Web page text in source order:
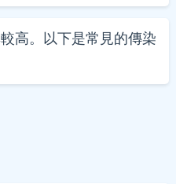
高。以下是常見的傳染